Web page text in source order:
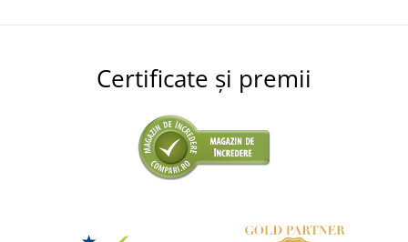
Certificate și premii